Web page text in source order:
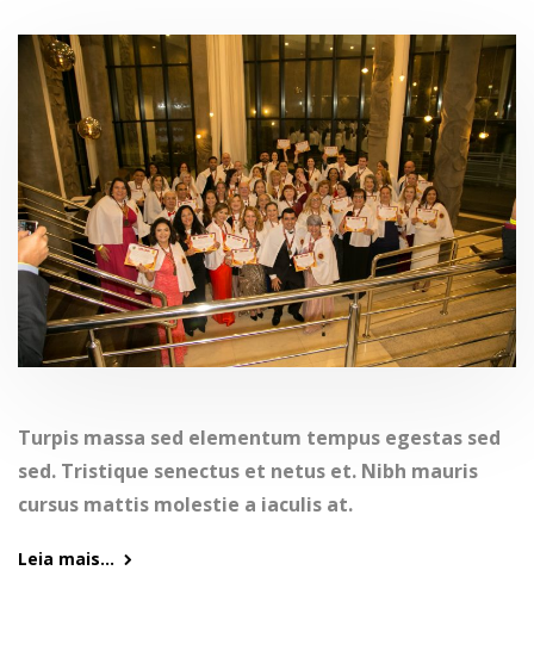
Turpis massa sed elementum tempus egestas sed
sed. Tristique senectus et netus et. Nibh mauris
cursus mattis molestie a iaculis at.
Leia mais...